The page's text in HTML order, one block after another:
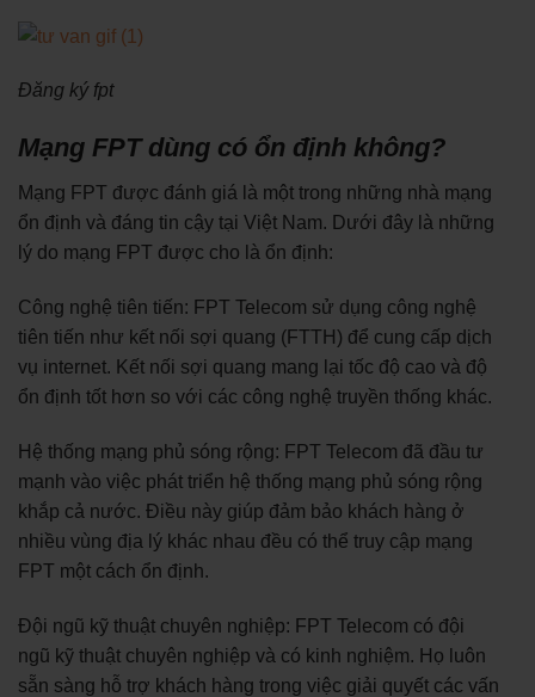
Đăng ký fpt
Mạng FPT dùng có ổn định không?
Mạng FPT được đánh giá là một trong những nhà mạng
ổn định và đáng tin cậy tại Việt Nam. Dưới đây là những
lý do mạng FPT được cho là ổn định:
Công nghệ tiên tiến: FPT Telecom sử dụng công nghệ
tiên tiến như kết nối sợi quang (FTTH) để cung cấp dịch
vụ internet. Kết nối sợi quang mang lại tốc độ cao và độ
ổn định tốt hơn so với các công nghệ truyền thống khác.
Hệ thống mạng phủ sóng rộng: FPT Telecom đã đầu tư
mạnh vào việc phát triển hệ thống mạng phủ sóng rộng
khắp cả nước. Điều này giúp đảm bảo khách hàng ở
nhiều vùng địa lý khác nhau đều có thể truy cập mạng
FPT một cách ổn định.
Đội ngũ kỹ thuật chuyên nghiệp: FPT Telecom có đội
ngũ kỹ thuật chuyên nghiệp và có kinh nghiệm. Họ luôn
sẵn sàng hỗ trợ khách hàng trong việc giải quyết các vấn